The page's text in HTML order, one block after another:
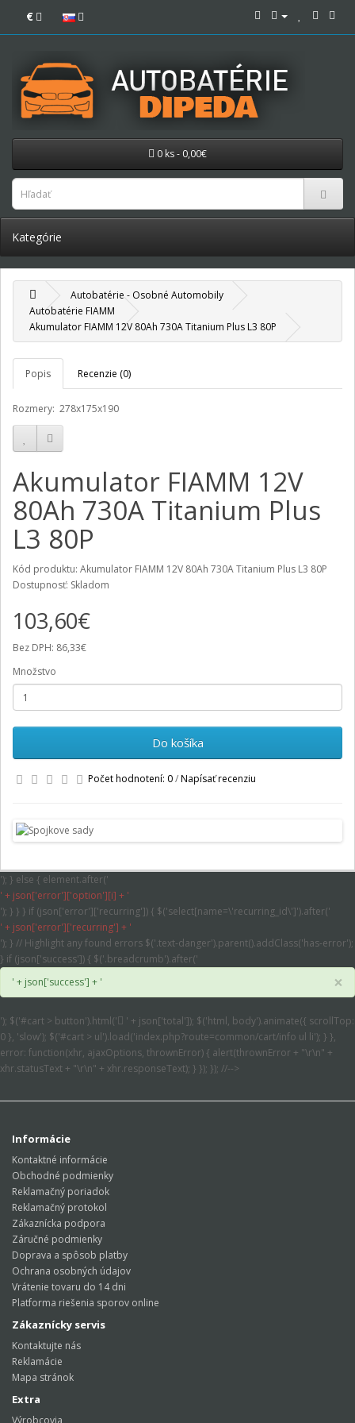
€
0 ks - 0,00€
Kategórie
Autobatérie - Osobné Automobily
Autobatérie FIAMM
Akumulator FIAMM 12V 80Ah 730A Titanium Plus L3 80P
Popis Recenzie (0)
Rozmery: 278x175x190
Akumulator FIAMM 12V
80Ah 730A Titanium Plus
L3 80P
Kód produktu: Akumulator FIAMM 12V 80Ah 730A Titanium Plus L3 80P
Dostupnosť: Skladom
103,60€
Bez DPH: 86,33€
Množstvo
Do košíka
Počet hodnotení: 0/Napísať recenziu
'); } else { element.after('
' + json['error']['option'][i] + '
'); } } } if (json['error']['recurring']) { $('select[name=\'recurring_id\']').after('
' + json['error']['recurring'] + '
'); } // Highlight any found errors $('.text-danger').parent().addClass('has-error');
} if (json['success']) { $('.breadcrumb').after('
' + json['success'] + '
×
'); $('#cart > button').html('
' + json['total']); $('html, body').animate({ scrollTop:
0 }, 'slow'); $('#cart > ul').load('index.php?route=common/cart/info ul li'); } },
error: function(xhr, ajaxOptions, thrownError) { alert(thrownError + "\r\n" +
xhr.statusText + "\r\n" + xhr.responseText); } }); }); //-->
Informácie
Kontaktné informácie
Obchodné podmienky
Reklamačný poriadok
Reklamačný protokol
Zákaznícka podpora
Záručné podmienky
Doprava a spôsob platby
Ochrana osobných údajov
Vrátenie tovaru do 14 dni
Platforma riešenia sporov online
Zákaznícky servis
Kontaktujte nás
Reklamácie
Mapa stránok
Extra
Výrobcovia